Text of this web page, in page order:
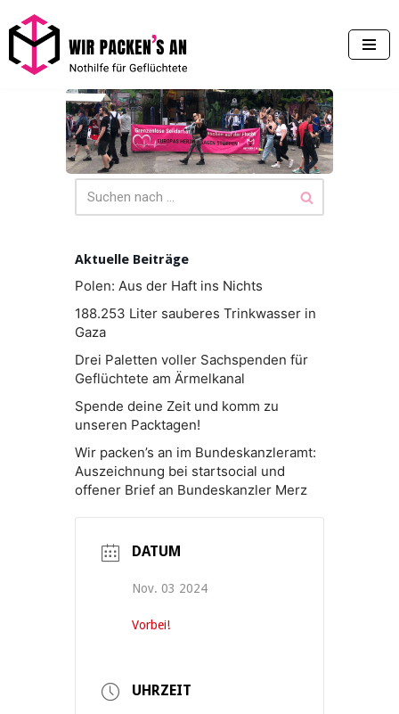
Zum
Inhalt
Aktuelle Beiträge
Polen: Aus der Haft ins Nichts
188.253 Liter sauberes Trinkwasser in
Gaza
Drei Paletten voller Sachspenden für
Geflüchtete am Ärmelkanal
Spende deine Zeit und komm zu
unseren Packtagen!
Wir packen’s an im Bundeskanzleramt:
Auszeichnung bei startsocial und
offener Brief an Bundeskanzler Merz
DATUM
Nov. 03 2024
Vorbei!
UHRZEIT